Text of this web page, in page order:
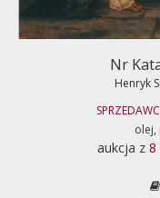
Nr
Henryk
olej,
aukcja z 8